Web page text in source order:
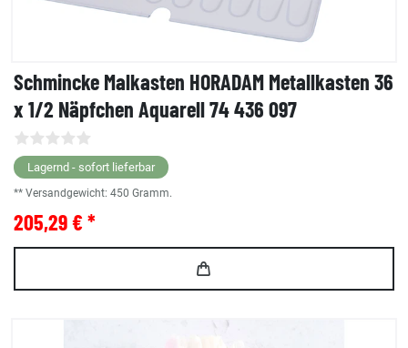
Schmincke Malkasten HORADAM Metallkasten 36
x 1/2 Näpfchen Aquarell 74 436 097
Lagernd - sofort lieferbar
** Versandgewicht: 450 Gramm.
205,29 € *